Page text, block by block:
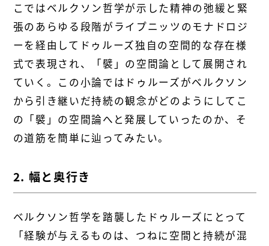
こではベルクソン哲学が示した精神の弛緩と緊
張のあらゆる段階がライプニッツのモナドロジ
ーを経由してドゥルーズ独自の空間的な存在様
式で表現され、「襞」の空間論として展開され
ていく。この小論ではドゥルーズがベルクソン
から引き継いだ持続の観念がどのようにしてこ
の「襞」の空間論へと発展していったのか、そ
の道筋を簡単に辿ってみたい。
2. 幅と奥行き
ベルクソン哲学を踏襲したドゥルーズにとって
「経験が与えるものは、つねに空間と持続が混